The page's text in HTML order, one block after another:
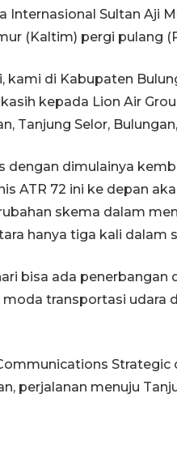
Internasional Sultan Aji
(Kaltim) pergi pulang
kami di Kabupaten
kepada Lion Air
Tanjung Selor,
dengan dimulainya
ATR 72 ini ke depan
skema dalam
hanya tiga kali dalam
bisa ada penerbangan
transportasi udara
Strategic
perjalanan menuju